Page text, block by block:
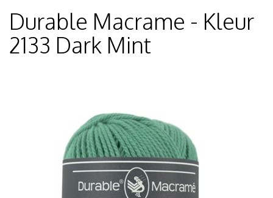
Durable Macrame - Kleur
2133 Dark Mint